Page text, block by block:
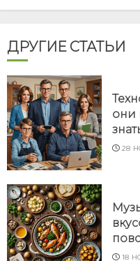
ДРУГИЕ СТАТЬИ
они
28
18